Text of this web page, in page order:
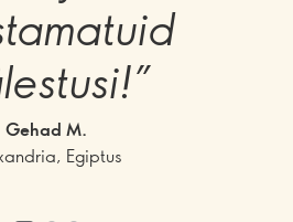
Gehad M.
Egiptus